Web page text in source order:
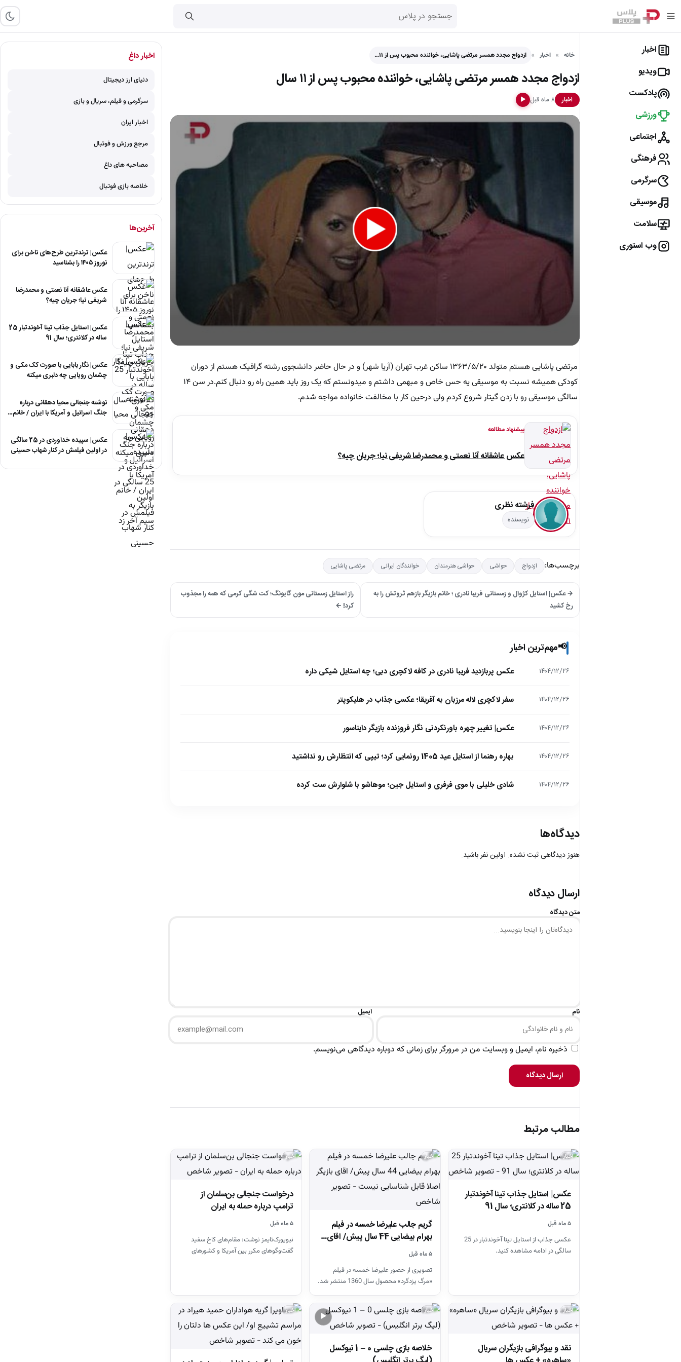
اخبار
ویدیو
پادکست
ورزشی
اجتماعی
فرهنگی
سرگرمی
موسیقی
سلامت
وب استوری
خانه اخبار ازدواج مجدد همسر مرتضی پاشایی، خواننده محبوب پس از ۱۱…
ازدواج مجدد همسر مرتضی پاشایی، خواننده محبوب پس از ۱۱ سال
اخبار ۸ ماه قبل ▶
secondsVolume
مرتضی پاشایی هستم متولد ۱۳۶۳/۵/۲۰ ساکن غرب تهران (آریا شهر) و در حال حاضر دانشجوی رشته گرافیک هستم از دوران
کودکی همیشه نسبت به موسیقی یه حس خاص و مبهمی داشتم و میدونستم که یک روز باید همین راه رو دنبال کنم.در سن ۱۴
سالگی موسیقی رو با زدن گیتار شروع کردم ولی درحین کار با مخالفت خانواده مواجه شدم.
پیشنهاد مطالعه
عکس عاشقانه آنا نعمتی و محمدرضا شریفی نیا؛ جریان چیه؟
فرشته نظری
نویسنده
برچسب‌ها: ازدواج حواشی حواشی هنرمندان خوانندگان ایرانی مرتضی پاشایی
→ عکس| استایل کژوال و زمستانی فریبا نادری ؛ خانم بازیگر بازهم ثروتش را به
رخ کشید
راز استایل زمستانی مون گایونگ؛ کت شگی کرمی که همه را مجذوب
کرد! ←
📢مهم‌ترین اخبار
۱۴۰۴/۱۲/۲۶ عکس پربازدید فریبا نادری در کافه لاکچری دبی؛ چه استایل شیکی داره
۱۴۰۴/۱۲/۲۶ سفر لاکچری لاله مرزبان به آفریقا؛ عکسی جذاب در هلیکوپتر
۱۴۰۴/۱۲/۲۶ عکس| تغییر چهره باورنکردنی نگار فروزنده بازیگر دایناسور
۱۴۰۴/۱۲/۲۶ بهاره رهنما از استایل عید 1405 رونمایی کرد؛ تیپی که انتظارش رو نداشتید
۱۴۰۴/۱۲/۲۶ شادی خلیلی با موی فرفری و استایل جین؛ موهاشو با شلوارش ست کرده
دیدگاه‌ها
هنوز دیدگاهی ثبت نشده. اولین نفر باشید.
ارسال دیدگاه
متن دیدگاه
نام ایمیل
ذخیره نام، ایمیل و وبسایت من در مرورگر برای زمانی که دوباره دیدگاهی می‌نویسم.
ارسال دیدگاه
مطالب مرتبط
اخبار
عکس| استایل جذاب تینا آخوندتبار
25 ساله در کلانتری؛ سال 91
۵ ماه قبل
عکسی جذاب از استایل تینا آخوندتبار در 25
سالگی در ادامه مشاهده کنید.
اخبار
گریم جالب علیرضا خمسه در فیلم
بهرام بیضایی 44 سال پیش/ اقای…
۵ ماه قبل
تصویری از حضور علیرضا خمسه در فیلم
«مرگ یزدگرد» محصول سال 1360 منتشر شد.
اخبار
درخواست جنجالی بن‌سلمان از
ترامپ درباره حمله به ایران
۵ ماه قبل
نیویورک‌تایمز نوشت: مقام‌های کاخ سفید
گفت‌و‌گو‌های مکرر بین آمریکا و کشور‌های
اخبار
نقد و بیوگرافی بازیگران سریال
▶
اخبار
خلاصه بازی چلسی 0 – 1 نیوکسل
اخبار
اخبار داغ
دنیای ارز دیجیتال
سرگرمی و فیلم، سریال و بازی
اخبار ایران
مرجع ورزش و فوتبال
مصاحبه های داغ
خلاصه بازی فوتبال
آخرین‌ها
عکس| ترندترین طرح‌های ناخن برای
نوروز ۱۴۰۵ را بشناسید
عکس عاشقانه آنا نعمتی و محمدرضا
شریفی نیا؛ جریان چیه؟
عکس| استایل جذاب تینا آخوندتبار 25
ساله در کلانتری؛ سال 91
عکس| نگار بابایی با صورت کک مکی و
چشمان رویایی چه دلبری میکنه
نوشته جنجالی محیا دهقانی درباره
جنگ اسرائیل و آمریکا با ایران / خانم…
عکس| سپیده خداوردی در 25 سالگی
در اولین فیلمش در کنار شهاب حسینی